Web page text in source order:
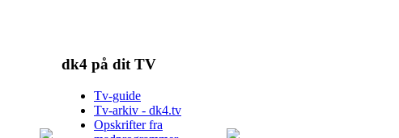
dk4 på dit TV
Tv-guide
Tv-arkiv - dk4.tv
Opskrifter fra